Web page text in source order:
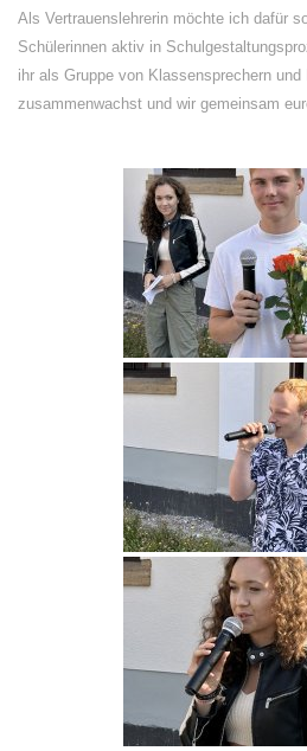
Als Vertrauenslehrerin möchte ich dafür
Schülerinnen aktiv in
ihr als Gruppe von Klassensprechern
zusammenwachst und wir gemeinsam